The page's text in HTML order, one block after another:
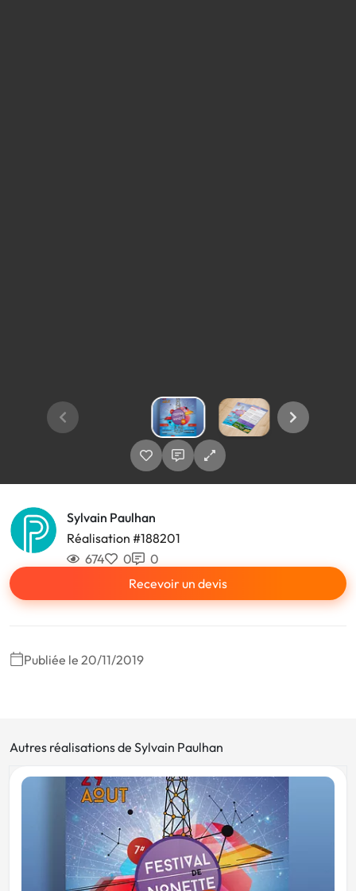
Sylvain Paulhan
Réalisation #188201
674
0
0
Recevoir un devis
Publiée le 20/11/2019
Autres réalisations de Sylvain Paulhan